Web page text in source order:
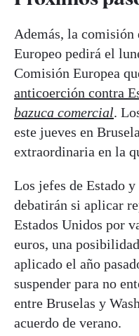
Además, la
Europeo pedirá el
Comisión Europea
anticoerción contra
bazuca comercial.
este jueves en
extraordinaria en la
Los jefes de Estado
debatirán si aplicar
Estados Unidos por
euros, una
aplicado el año
suspender para no
entre Bruselas y
acuerdo de verano.